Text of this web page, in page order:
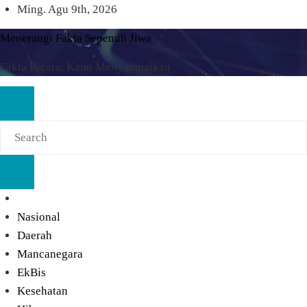
Skip
to
content
Ming. Agu 9th, 2026
Menerangi Fakta Sepenuh Jiwa
Fakta Bicara, Kami Menyampaikan
Nasional
Daerah
Mancanegara
EkBis
Kesehatan